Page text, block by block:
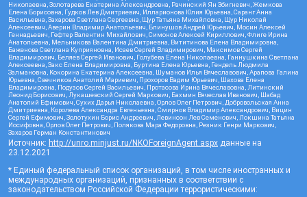
Николаевна, Золотарева Екатерина Александровна, Рачинский Ян Збигневич, Жемкова
Елена Борисовна, Гудков Лев Дмитриевич, Илларионова Юлия Юрьевна, Саранг Анна
Васильевна, Захарова Светлана Сергеевна, Щур Татьяна Михайловна, Щур Николай
Алексеевич, Аверин Владимир Анатольевич, Блинушов Андрей Юрьевич, Мосин Алексей
Геннадьевич, Гефтер Валентин Михайлович, Симонов Алексей Кириллович, Флиге Ирина
Анатольевна, Мельникова Валентина Дмитриевна, Вититинова Елена Владимировна,
Баженова Светлана Куприяновна, Исаев Сергей Владимирович, Максимов Сергей
Владимирович, Беляев Сергей Иванович, Голубева Елена Николаевна, Ганнушкина Светлана
Алексеевна, Закс Елена Владимировна, Буртина Елена Юрьевна, Гендель Людмила
Залмановна, Кокорина Екатерина Алексеевна, Шуманов Илья Вячеславович, Арапова Галина
Юрьевна, Свечников Анатолий Мариевич, Прохоров Вадим Юрьевич, Шахова Елена
Владимировна, Подузов Сергей Васильевич, Протасова Ирина Вячеславовна, Литинский
Леонид Борисович, Лукашевский Сергей Маркович, Бахмин Вячеслав Иванович, Шабад
Анатолий Ефимович, Сухих Дарья Николаевна, Орлов Олег Петрович, Добровольская Анна
Дмитриевна, Королева Александра Евгеньевна, Смирнов Владимир Александрович, Вицин
Сергей Ефимович, Золотухин Борис Андреевич, Левинсон Лев Семенович, Локшина Татьяна
Иосифовна, Орлов Олег Петрович, Полякова Мара Федоровна, Резник Генри Маркович,
Захаров Герман Константинович
Источник: http://unro.minjust.ru/NKOForeignAgent.aspx данные на
23.12.2021
* Единый федеральный список организаций, в том числе иностранных и
международных организаций, признанных в соответствии с
законодательством Российской Федерации террористическими: